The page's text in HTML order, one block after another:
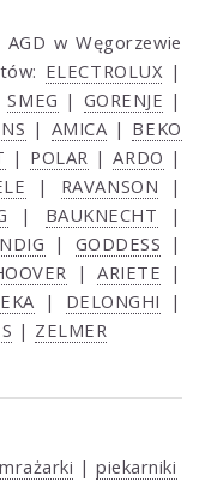
w Węgorzewie
ELECTROLUX|
SMEG | GORENJE |
| AMICA | BEKO
| POLAR |ARDO |
| RAVANSON |
| BAUKNECHT |
| GODDESS |
|ARIETE |
| DELONGHI
|
| ZELMER
|piekarniki